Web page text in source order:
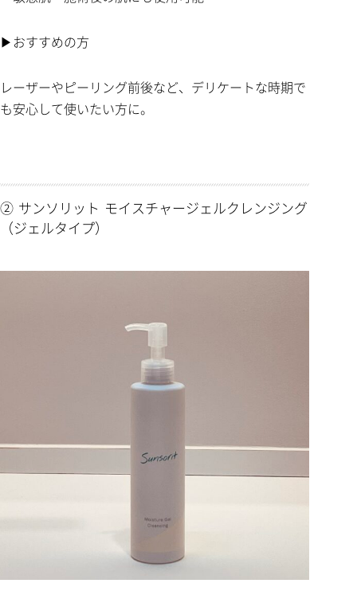
▶おすすめの方
レーザーやピーリング前後など、デリケートな時期で
も安心して使いたい方に。
② サンソリット モイスチャージェルクレンジング
（ジェルタイプ）